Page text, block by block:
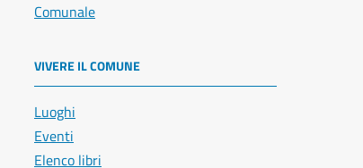
Comunale
VIVERE IL COMUNE
Luoghi
Eventi
Elenco libri